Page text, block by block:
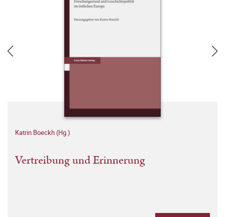
Katrin Boeckh (Hg.)
Vertreibung und Erinnerung